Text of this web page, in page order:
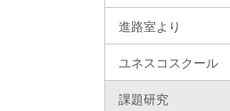
進路室より
ユネスコスクール
課題研究